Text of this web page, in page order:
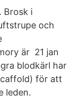
Brosk i
och
är 21 jan
blodkärl har
för att
leden.